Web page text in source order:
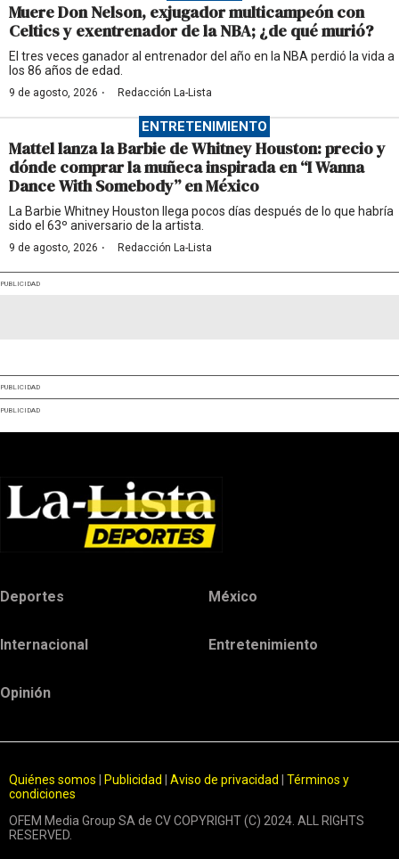
Muere Don Nelson, exjugador multicampeón con
Celtics y exentrenador de la NBA; ¿de qué murió?
El tres veces ganador al entrenador del año en la NBA perdió la vida a
los 86 años de edad.
9 de agosto, 2026 · Redacción La-Lista
ENTRETENIMIENTO
Mattel lanza la Barbie de Whitney Houston: precio y
dónde comprar la muñeca inspirada en “I Wanna
Dance With Somebody” en México
La Barbie Whitney Houston llega pocos días después de lo que habría
sido el 63º aniversario de la artista.
9 de agosto, 2026 · Redacción La-Lista
PUBLICIDAD
PUBLICIDAD
PUBLICIDAD
Deportes México
Internacional Entretenimiento
Opinión
Quiénes somos Publicidad Aviso de privacidad
Términos y
condiciones
OFEM Media Group SA de CV COPYRIGHT (C) 2024. ALL RIGHTS
RESERVED.